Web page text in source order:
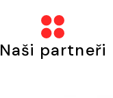
Naši partneři